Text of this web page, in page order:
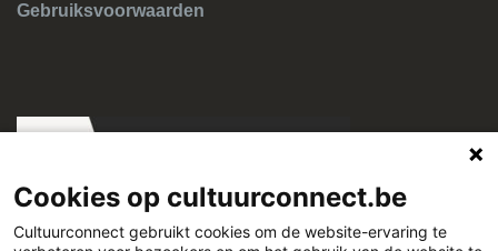
Gebruiksvoorwaarden
Cookies op cultuurconnect.be
Cultuurconnect gebruikt cookies om de website-ervaring te